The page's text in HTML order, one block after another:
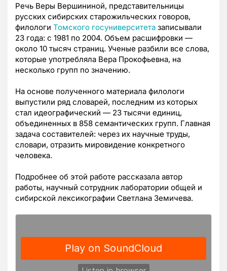
Речь Веры Вершининой, представительницы
русских сибирских старожильческих говоров,
филологи Томского госуниверситета записывали
23 года: с 1981 по 2004. Объем расшифровки —
около 10 тысяч страниц. Ученые разбили все слова,
которые употребляла Вера Прокофьевна, на
несколько групп по значению.
На основе полученного материала филологи
выпустили ряд словарей, последним из которых
стал идеографический — 23 тысячи единиц,
объединенных в 858 семантических групп. Главная
задача составителей: через их научные труды,
словари, отразить мировидение конкретного
человека.
Подробнее об этой работе рассказала автор
работы, научный сотрудник лаборатории общей и
сибирской лексикографии Светлана Земичева.